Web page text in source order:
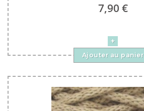
7,90 €
Ajouter au panier